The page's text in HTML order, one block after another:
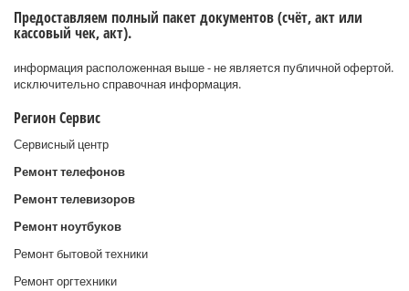
Предоставляем полный пакет документов (счёт, акт или
кассовый чек, акт).
информация расположенная выше - не является публичной офертой.
исключительно справочная информация.
Регион Сервис
Сервисный центр
Ремонт телефонов
Ремонт телевизоров
Ремонт ноутбуков
Ремонт бытовой техники
Ремонт оргтехники